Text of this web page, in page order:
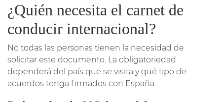
¿Quién necesita el carnet de
conducir internacional?
No todas las personas tienen la necesidad de
solicitar este documento. La obligatoriedad
dependerá del país que se visita y qué tipo de
acuerdos tenga firmados con España.